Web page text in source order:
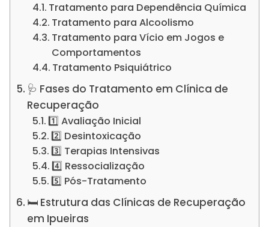
Tratamento para Dependência Química
Tratamento para Alcoolismo
Tratamento para Vício em Jogos e
Comportamentos
Tratamento Psiquiátrico
🩺 Fases do Tratamento em Clínica de
Recuperação
1️⃣ Avaliação Inicial
2️⃣ Desintoxicação
3️⃣ Terapias Intensivas
4️⃣ Ressocialização
5️⃣ Pós-Tratamento
🛏️ Estrutura das Clínicas de Recuperação
em Ipueiras